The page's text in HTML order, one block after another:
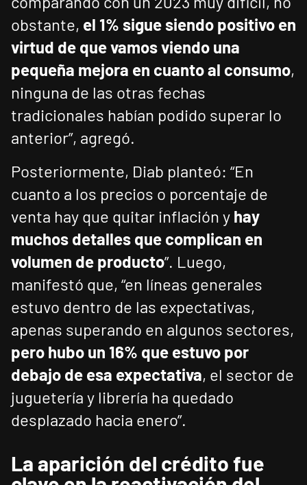
obstante, el 1% sigue siendo positivo en
virtud de que vamos viendo una
pequeña mejora en cuanto al consumo,
ninguna de las otras fechas
tradicionales habían podido superar lo
anterior”, agregó.
Posteriormente, Diab planteó: “En
cuanto a los precios o porcentaje de
venta hay que quitar inflación y hay
muchos detalles que complican en
volumen de producto”. Luego,
manifestó que, “en líneas generales
estuvo dentro de las expectativas,
apenas superando en algunos sectores,
pero hubo un 16% que estuvo por
debajo de esa expectativa, el sector de
juguetería y librería ha quedado
desplazado hacia enero”.
La aparición del crédito fue